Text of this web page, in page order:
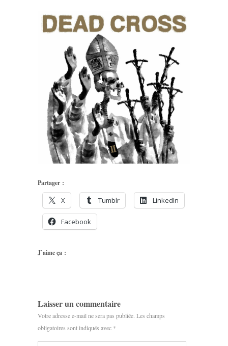
Partager :
X Tumblr LinkedIn
Facebook
J’aime ça :
Laisser un commentaire
Votre adresse e-mail ne sera pas publiée. Les champs
obligatoires sont indiqués avec *